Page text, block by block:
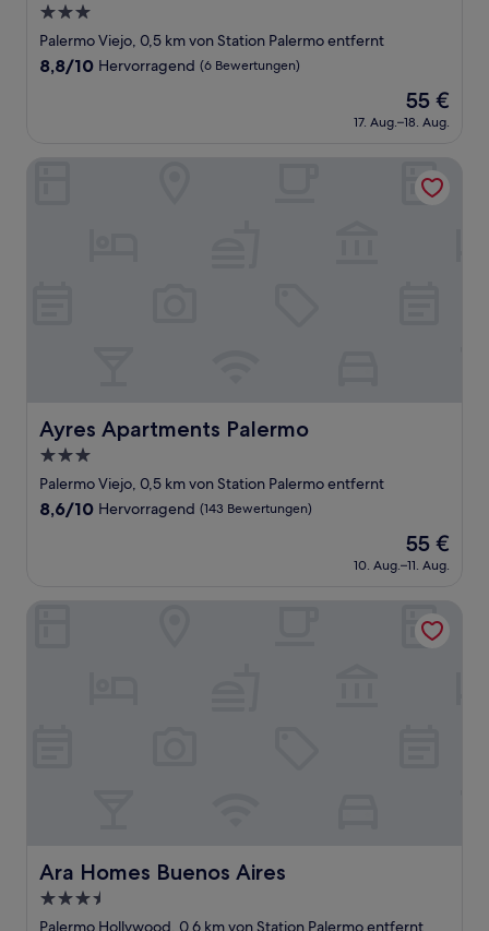
3.0-
Sterne-
Unterkunft
Palermo Viejo, 0,5 km von Station Palermo entfernt
8.8
Bewertungen)
8,8/10 Hervorragend (6 Bewertungen)
Der
Preis
beträgt
55 €
17. Aug.–18. Aug.
Ayres Apartments Palermo
Ayres Apartments Palermo
3.0-
Sterne-
Unterkunft
Palermo Viejo, 0,5 km von Station Palermo entfernt
8.6
Bewertungen)
8,6/10 Hervorragend (143 Bewertungen)
Der
Preis
beträgt
55 €
10. Aug.–11. Aug.
Ara Homes Buenos Aires
Ara Homes Buenos Aires
3.5-
Sterne-
Palermo Hollywood, 0,6 km von Station Palermo entfernt